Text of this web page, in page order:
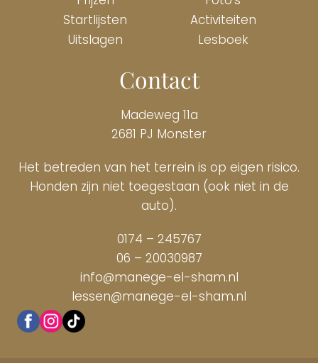
Startlijsten
Uitslagen
Activiteiten
Lesboek
Contact
Madeweg 11a
2681 PJ Monster
Het betreden van het terrein is op eigen risico.
Honden zijn niet toegestaan (ook niet in de
auto).
0174 – 245767
06 – 20030987
info@manege-el-sham.nl
lessen@manege-el-sham.nl